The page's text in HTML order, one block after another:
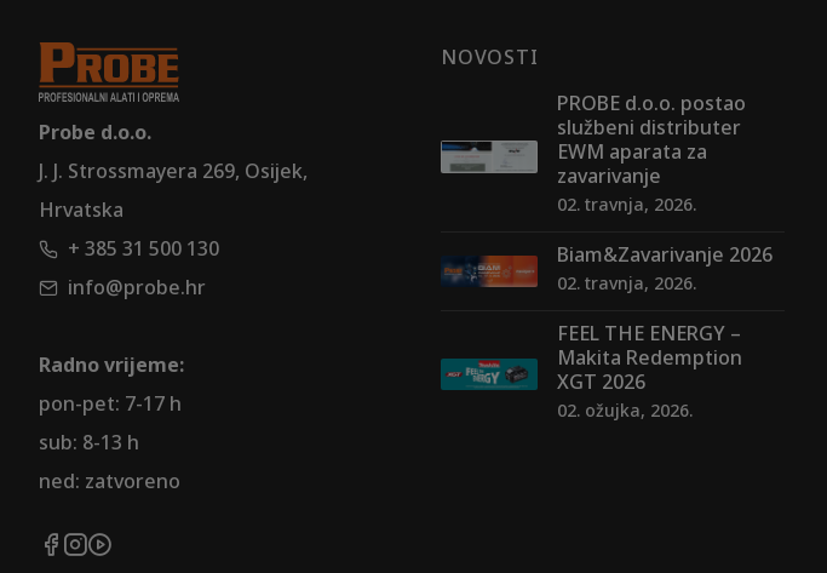
Probe d.o.o.
J. J. Strossmayera 269, Osijek,
Hrvatska
+ 385 31 500 130
info@probe.hr
Radno vrijeme:
pon-pet: 7-17 h
sub: 8-13 h
ned: zatvoreno
NOVOSTI
PROBE d.o.o. postao
službeni distributer
EWM aparata za
zavarivanje
02. travnja, 2026.
Biam&Zavarivanje 2026
02. travnja, 2026.
FEEL THE ENERGY –
Makita Redemption
XGT 2026
02. ožujka, 2026.